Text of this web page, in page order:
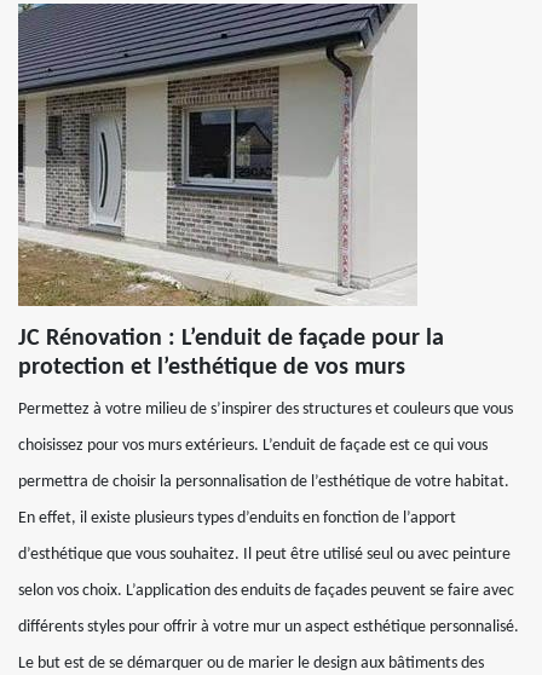
JC Rénovation : L’enduit de façade pour la
protection et l’esthétique de vos murs
Permettez à votre milieu de s’inspirer des structures et couleurs que vous
choisissez pour vos murs extérieurs. L’enduit de façade est ce qui vous
permettra de choisir la personnalisation de l’esthétique de votre habitat.
En effet, il existe plusieurs types d’enduits en fonction de l’apport
d’esthétique que vous souhaitez. Il peut être utilisé seul ou avec peinture
selon vos choix. L’application des enduits de façades peuvent se faire avec
différents styles pour offrir à votre mur un aspect esthétique personnalisé.
Le but est de se démarquer ou de marier le design aux bâtiments des